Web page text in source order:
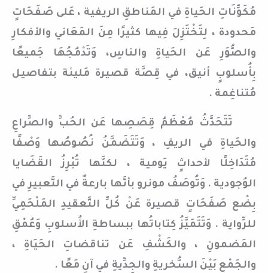
مُكَوِّنَاتِ الحَياةِ في المَناطقِ الريفية ، عَلى صَفَحَاتٍ
مَحدودة ، لِتَخْتَزِلَ فِيها كثيرًا مِنَ المَعَاني والأفكارِ
والصُّوَرِ عَن الحَياةِ والناسِ، وَتَدْمُجُهَا جَميعًا
بِأُسلوبٍ أنيق، في قِصَّة قصيرة مَليئة بتفاصيل
مُتناغِمة .
تَتَحَدَّثُ مُعْظَمُ قِصَصِها عَن الحُبِّ والصِّراعِ
والحَياةِ في الريفِ ، وَتَتَضَمَّنُ نُصُوصُها وَصْفًا
مُتَدَاخِلًا لأحداثٍ يَومية ، لكنَّها تُبْرِزُ القَضَايا
الوُجودية . وَتُوصَفُ مونرو بأنَّها بارعةٌ في التَّعبيرِ في
بِضْع صَفَحَاتٍ قصيرة عَنْ كُلِّ التَّعقيدِ المَلْحَمِيِّ
للرِّواية . وَتَتَمَيَّزُ كِتاباتُها ببساطةِ الأُسلوبِ وَعُمْقِ
المَضمونِ ، والكَشْفِ عَن تناقضاتِ الحَيَاةِ ،
والجَمْعِ بَيْنَ السُّخريةِ والجِدِّيةِ في آنٍ مَعًا .